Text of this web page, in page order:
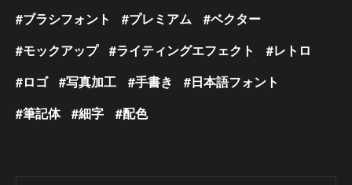
ブラシフォント
プレミアム
ベクター
モックアップ
ライティングエフェクト
レトロ
ロゴ
写真加工 手書き
日本語フォント
筆記体
細字 配色